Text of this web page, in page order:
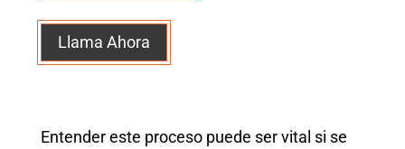
Llama Ahora
Entender este proceso puede ser vital si se